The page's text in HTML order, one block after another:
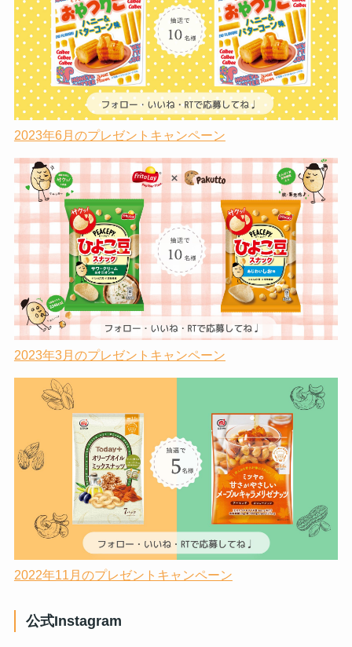
2023年6月のプレゼントキャンペーン
2023年3月のプレゼントキャンペーン
2022年11月のプレゼントキャンペーン
公式Instagram